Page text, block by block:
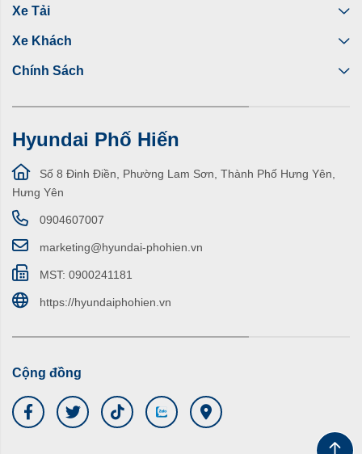
Xe Tải
Xe Khách
Chính Sách
Hyundai Phố Hiến
Số 8 Đinh Điền, Phường Lam Sơn, Thành Phố Hưng Yên,
Hưng Yên
0904607007
marketing@hyundai-phohien.vn
MST: 0900241181
https://hyundaiphohien.vn
Cộng đồng